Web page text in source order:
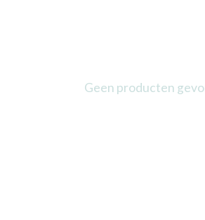
Geen producten